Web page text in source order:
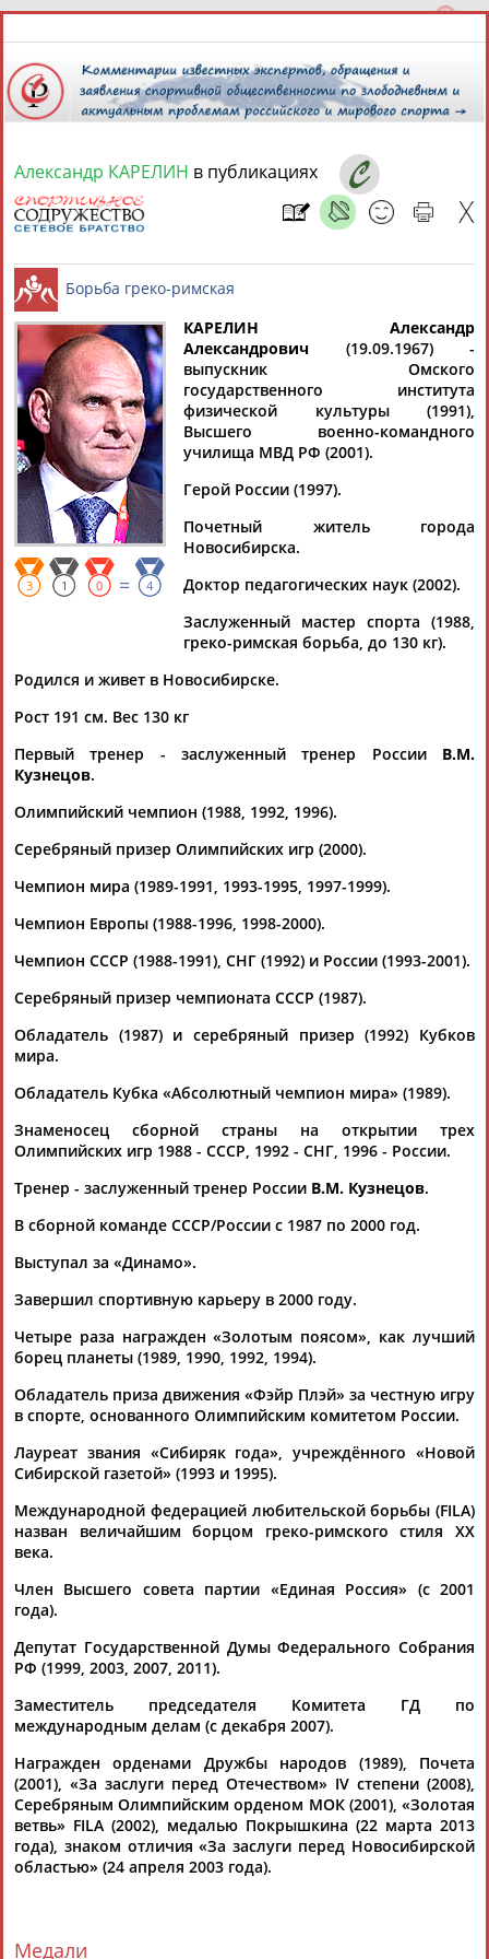
9 августа 2026 года,
СПОРТСМЕНЫ, ТРЕНЕРЫ И СПЕЦИАЛИСТЫ
Найдено: 1персона Расширенный поиск
Александр
КАРЕЛИН
Ваш запрос: "Александр Карелин"
Документы 1-10 из 112 найденных уникальных документов
3 4 ... 10 11 12
председателем набсовета
...шли сенатор, трехкратный олимпийский чемпион по
борьбеАлександр Карелин,АлександрПрохоров, Максим
Катков, Роман Золотов. ...
(Проект: Информационное агентство СТАДИОН)
11.06.2026
ПМЭФ-2026: Федерация дзюдо России обозначила новые
векторы развития
...ФДР Сергей Соловейчик и генеральный продюсер
телеканалаАлександрТащин. Еще одним партнером
примут участиеАлександр Карелин, Светлана Хоркина,
(Проект:Информационное агентство СТАДИОН)
Более 9 тыс. зрителей посетило Фестиваль единоборств
...трехкратный олимпийский чемпион по греко-римской
вольной борьбе...
(Проект:Информационное агентство СТАДИОН)
Федерации спортивной борьбы России
сенаторАлександр Карелин
Красноярского края Денис...
(Проект:Информационное агентство СТАДИОН
30.01.2026
Участники проекта партии "Единая Россия" "Выбор
единоборств
...борьбе, самбо и дзюдо, из них 49 золотых. Сенатор
Александр
Карелин, координатор партпроекта "Выбор...
...формате при поддержке "Единой России", - рассказал
Карелин. На форуме выступили президенты федераций,...
(Проект:Информационное агентство СТАДИОН)
26.11.2025
Владислав Кузнецов: Занятия национальными видами
...раннего возраста. Сенатор РФ, Герой РФ, олимпийский
чемпион
предложить ребенку...
(Проект: Информационное агентство СТАДИОН)
06.11.2025
Александр Карелин: На Ковентри будут оказывать давление,
но без него неинтересно работать
Трехкратный олимпийский чемпион по греко-римской
борьбеАлександр Карелинв разговоре с "Матч ТВ"
выразил надежду, ... ...на таком посту, мне кажется,
неинтересно, — сказалКарелин"Матч ТВ". В 2022 году МОК
рекомендовал...
(Проект:Информационное агентство СТАДИОН)
24.06.2025
...проекта "Выбор сильных", который возглавляет
Александр КАРЕЛИН в публикациях
Борьба греко-римская
3 1 0 = 4
КАРЕЛИН Александр
Александрович (19.09.1967) -
выпускник Омского
государственного института
физической культуры (1991),
Высшего военно-командного
училища МВД РФ (2001).
Герой России (1997).
Почетный житель города
Новосибирска.
Доктор педагогических наук (2002).
Заслуженный мастер спорта (1988,
греко-римская борьба, до 130 кг).
Родился и живет в Новосибирске.
Рост 191 см. Вес 130 кг
Первый тренер - заслуженный тренер России В.М.
Кузнецов.
Олимпийский чемпион (1988, 1992, 1996).
Серебряный призер Олимпийских игр (2000).
Чемпион мира (1989-1991, 1993-1995, 1997-1999).
Чемпион Европы (1988-1996, 1998-2000).
Чемпион СССР (1988-1991), СНГ (1992) и России (1993-2001).
Серебряный призер чемпионата СССР (1987).
Обладатель (1987) и серебряный призер (1992) Кубков
мира.
Обладатель Кубка «Абсолютный чемпион мира» (1989).
Знаменосец сборной страны на открытии трех
Олимпийских игр 1988 - СССР, 1992 - СНГ, 1996 - России.
Тренер - заслуженный тренер России В.М. Кузнецов.
В сборной команде СССР/России с 1987 по 2000 год.
Выступал за «Динамо».
Завершил спортивную карьеру в 2000 году.
Четыре раза награжден «Золотым поясом», как лучший
борец планеты (1989, 1990, 1992, 1994).
Обладатель приза движения «Фэйр Плэй» за честную игру
в спорте, основанного Олимпийским комитетом России.
Лауреат звания «Сибиряк года», учреждённого «Новой
Сибирской газетой» (1993 и 1995).
Международной федерацией любительской борьбы (FILA)
назван величайшим борцом греко-римского стиля XX
века.
Член Высшего совета партии «Единая Россия» (c 2001
года).
Депутат Государственной Думы Федерального Собрания
РФ (1999, 2003, 2007, 2011).
Заместитель председателя Комитета ГД по
международным делам (c декабря 2007).
Награжден орденами Дружбы народов (1989), Почета
(2001), «За заслуги перед Отечеством» IV степени (2008),
Серебряным Олимпийским орденом МОК (2001), «Золотая
ветвь» FILA (2002), медалью Покрышкина (22 марта 2013
года), знаком отличия «За заслуги перед Новосибирской
областью» (24 апреля 2003 года).
Медали